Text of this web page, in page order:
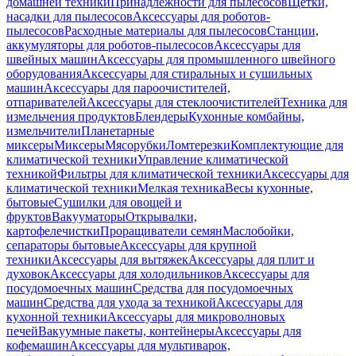
насадки для пылесосовАксессуары для роботов-
пылесосовРасходные материалы для пылесосовСтанции,
аккумуляторы для роботов-пылесосовАксессуары для
швейных машинАксессуары для промышленного швейного
оборудованияАксессуары для стиральных и сушильных
машинАксессуары для пароочистителей,
отпаривателейАксессуары для стеклоочистителейТехника для
измельчения продуктовБлендерыКухонные комбайны,
измельчителиПланетарные
миксерыМиксерыМясорубкиЛомтерезкиКомплектующие для
климатической техникиУправление климатической
техникойФильтры для климатической техникиАксессуары для
климатической техникиМелкая техникаВесы кухонные,
бытовыеСушилки для овощей и
фруктовВакууматорыОткрывалки,
картофелечисткиПроращиватели семянМаслобойки,
сепараторы бытовыеАксессуары для крупной
техникиАксессуары для вытяжекАксессуары для плит и
духовокАксессуары для холодильниковАксессуары для
посудомоечных машинСредства для посудомоечных
машинСредства для ухода за техникойАксессуары для
кухонной техникиАксессуары для микроволновых
печейВакуумные пакеты, контейнерыАксессуары для
кофемашинАксессуары для мультиварок,